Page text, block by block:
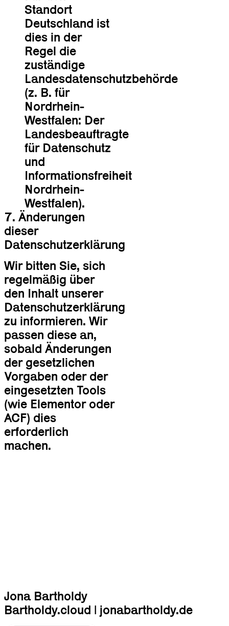
Standort
Deutschland ist
dies in der
Regel die
zuständige
Landesdatenschutzbehörde
(z. B. für
Nordrhein-
Westfalen: Der
Landesbeauftragte
für Datenschutz
und
Informationsfreiheit
Nordrhein-
Westfalen).
7. Änderungen
dieser
Datenschutzerklärung
Wir bitten Sie, sich
regelmäßig über
den Inhalt unserer
Datenschutzerklärung
zu informieren. Wir
passen diese an,
sobald Änderungen
der gesetzlichen
Vorgaben oder der
eingesetzten Tools
(wie Elementor oder
ACF) dies
erforderlich
machen.
Jona Bartholdy
Bartholdy.cloud | jonabartholdy.de